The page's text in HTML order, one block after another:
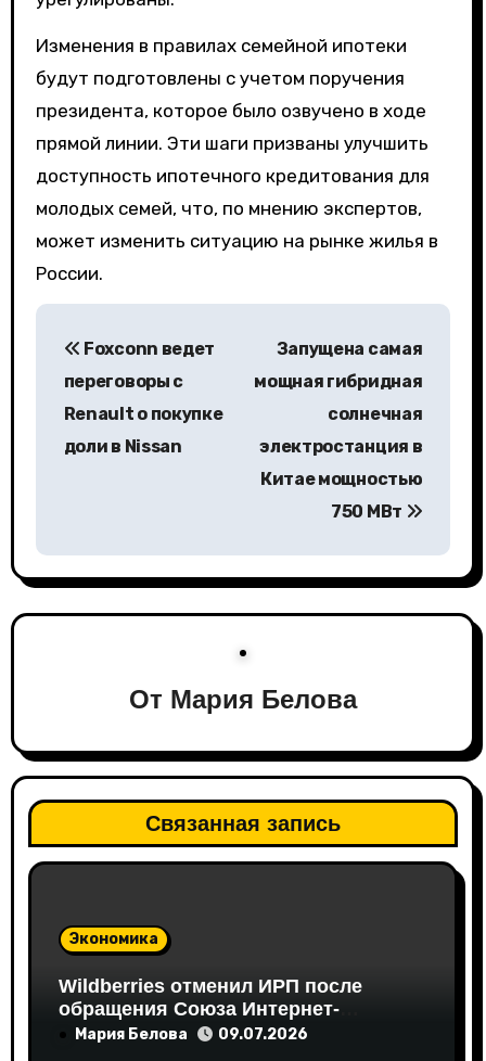
Изменения в правилах семейной ипотеки
будут подготовлены с учетом поручения
президента, которое было озвучено в ходе
прямой линии. Эти шаги призваны улучшить
доступность ипотечного кредитования для
молодых семей, что, по мнению экспертов,
может изменить ситуацию на рынке жилья в
России.
а
ц
о
з
а
Foxconn ведет
переговоры с
Renault о покупке
доли в Nissan
Запущена самая
мощная гибридная
солнечная
электростанция в
Китае мощностью
750 МВт
От Мария Белова
Связанная запись
Экономика
Wildberries отменил ИРП после
обращения Союза Интернет-
Торговли
Мария Белова 09.07.2026